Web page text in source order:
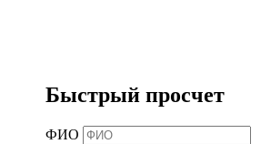
Быстрый просчет
ФИО